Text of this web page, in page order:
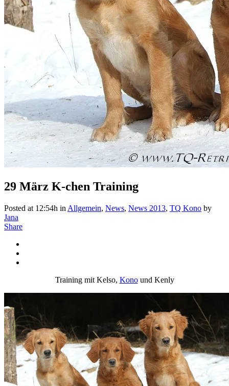
29 März K-chen Training
Posted at 12:54h in Allgemein, News, News 2013, TQ Kono by
Jana
Share
Training mit Kelso, Konound Kenly